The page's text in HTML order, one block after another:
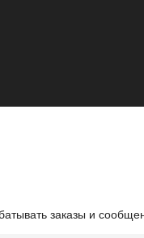
заказы и